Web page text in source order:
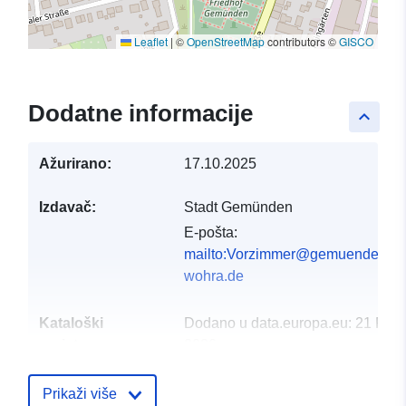
Leaflet | ©OpenStreetMapcontributors ©GISCO
keyboard_arrow_up
Dodatne informacije
Ažurirano: 17.10.2025
Izdavač:
Stadt Gemünden
E-pošta:
mailto:Vorzimmer@gemuenden-
wohra.de
Kataloški
Dodano u data.europa.eu: 21
Prikaži više